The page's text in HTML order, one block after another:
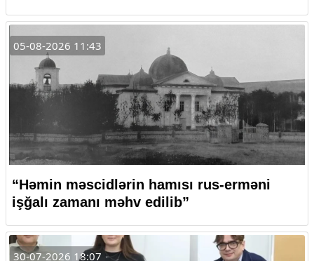
05-08-2026 11:43
“Həmin məscidlərin hamısı rus-erməni
işğalı zamanı məhv edilib”
30-07-2026 18:07